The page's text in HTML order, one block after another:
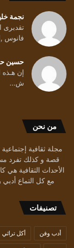
نجمة
تقدبرى
فانوس
حسين
إن هـذه
ش...
من نحن
مجلة ثقافية
قصة و كذلك تفرد
الأحداث الثقافية هي
مع كل التماع
تصنيفات
أدب وفن أكل تراثي